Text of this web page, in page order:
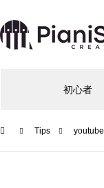
初心者
Tips youtube